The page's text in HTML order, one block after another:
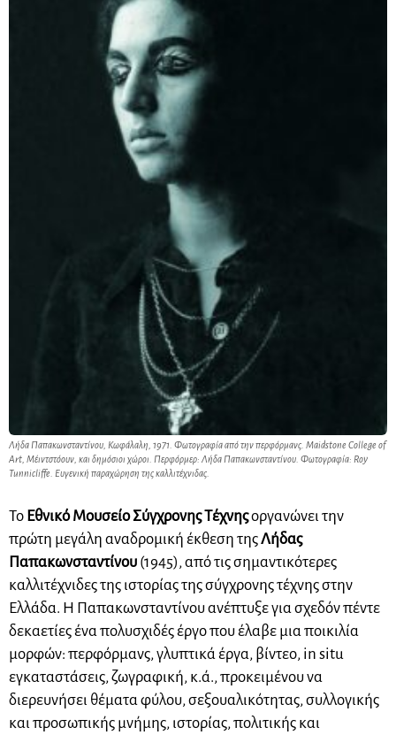
Λήδα Παπακωνσταντίνου, Κωφάλαλη, 1971. Φωτογραφία από την περφόρμανς. Maidstone College of
Art, Μέιντστόουν, και δημόσιοι χώροι. Περφόρμερ: Λήδα Παπακωνσταντίνου. Φωτογραφία: Roy
Tunnicliffe. Ευγενική παραχώρηση της καλλιτέχνιδας.
Το Εθνικό Μουσείο Σύγχρονης Τέχνηςοργανώνει την
πρώτη μεγάλη αναδρομική έκθεση τηςΛήδας
Παπακωνσταντίνου (1945), από τις σημαντικότερες
καλλιτέχνιδες της ιστορίας της σύγχρονης τέχνης στην
Ελλάδα. Η Παπακωνσταντίνου ανέπτυξε για σχεδόν πέντε
δεκαετίες ένα πολυσχιδές έργο που έλαβε μια ποικιλία
μορφών: περφόρμανς, γλυπτικά έργα, βίντεο, in situ
εγκαταστάσεις, ζωγραφική, κ.ά., προκειμένου να
διερευνήσει θέματα φύλου, σεξουαλικότητας, συλλογικής
και προσωπικής μνήμης, ιστορίας, πολιτικής και